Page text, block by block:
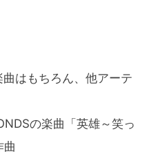
はもちろん、他アーテ
の楽曲「英雄～笑っ
曲